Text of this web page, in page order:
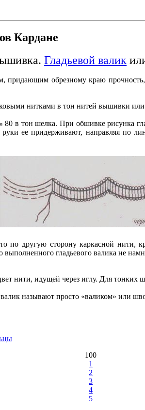
Кардане
Гладьевой валик
придающим обрезному краю
нитками в тон нитей вышивки
тон шелка. При обшивке рисунка
ее придерживают, направляя по
по другую сторону каркасной нити,
гладьевого валика не
нити, идущей через иглу. Для
называют просто «валиком» или
100
1
2
3
4
5